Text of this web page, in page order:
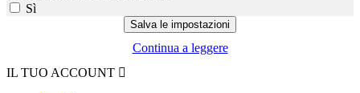
Sì
Continua a leggere
IL TUO ACCOUNT 